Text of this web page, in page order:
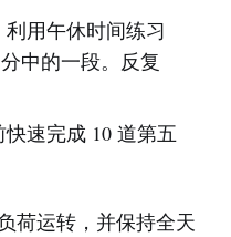
利用午休时间练习
中的一段。反复
快速完成 10 道第五
荷运转，并保持全天